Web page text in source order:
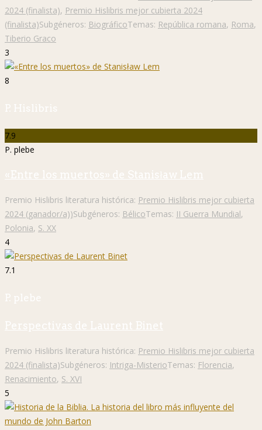
2024 (finalista), Premio Hislibris mejor cubierta 2024
(finalista)Subgéneros: BiográficoTemas: República romana, Roma,
Tiberio Graco
3
8
P. Hislibris
7.9
P. plebe
«Entre los muertos» de Stanisław Lem
Premio Hislibris literatura histórica: Premio Hislibris mejor cubierta
2024 (ganador/a))Subgéneros: BélicoTemas: II Guerra Mundial,
Polonia, S. XX
4
7.1
P. plebe
Perspectivas de Laurent Binet
Premio Hislibris literatura histórica: Premio Hislibris mejor cubierta
2024 (finalista)Subgéneros: Intriga-MisterioTemas: Florencia,
Renacimiento, S. XVI
5